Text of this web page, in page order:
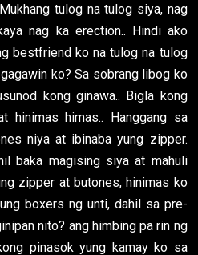
tulog na tulog siya, nag
nag ka erection.. Hindi ako
bestfriend ko na tulog na tulog
ko? Sa sobrang libog ko
kong ginawa.. Bigla kong
hinimas himas.. Hanggang sa
niya at ibinaba yung zipper.
baka magising siya at mahuli
zipper at butones, hinimas ko
boxers ng unti, dahil sa pre-
nito? ang himbing pa rin ng
pinasok yung kamay ko sa